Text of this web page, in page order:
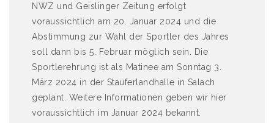
NWZ und Geislinger Zeitung erfolgt
voraussichtlich am 20. Januar 2024 und die
Abstimmung zur Wahl der Sportler des Jahres
soll dann bis 5. Februar möglich sein. Die
Sportlerehrung ist als Matinee am Sonntag 3.
März 2024 in der Stauferlandhalle in Salach
geplant. Weitere Informationen geben wir hier
voraussichtlich im Januar 2024 bekannt.